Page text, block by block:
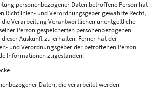
personenbezogener Daten betroffene Person hat
Richtlinien- und Verordnungsgeber gewährte Recht,
Verarbeitung Verantwortlichen unentgeltliche
Person gespeicherten personenbezogenen
Auskunft zu erhalten. Ferner hat der
und Verordnungsgeber der betroffenen Person
Informationen zugestanden:
Daten, die verarbeitet werden